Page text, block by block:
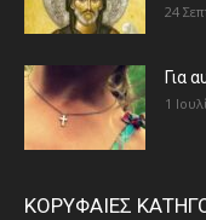
24
Για
1
ΚΟΡΥΦΑΙΕΣ